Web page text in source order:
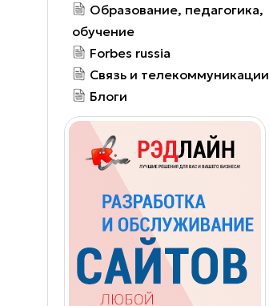
Образование, педагогика,
обучение
Forbes russia
Связь и телекоммуникации
Блоги